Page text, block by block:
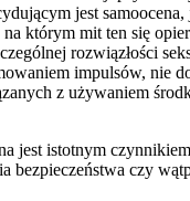
jest
którym mit ten się
rozwiązłości
impulsów,
z używaniem
jest istotnym
czy